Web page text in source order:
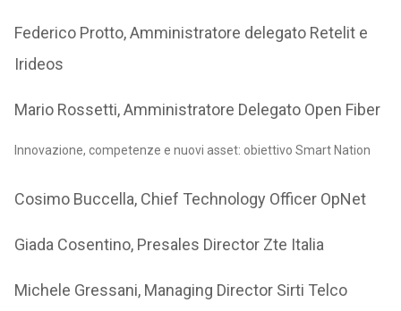
Federico Protto, Amministratore delegato Retelit e
Irideos
Mario Rossetti, Amministratore Delegato Open Fiber
Innovazione, competenze e nuovi asset: obiettivo Smart Nation
Cosimo Buccella, Chief Technology Officer OpNet
Giada Cosentino, Presales Director Zte Italia
Michele Gressani, Managing Director Sirti Telco